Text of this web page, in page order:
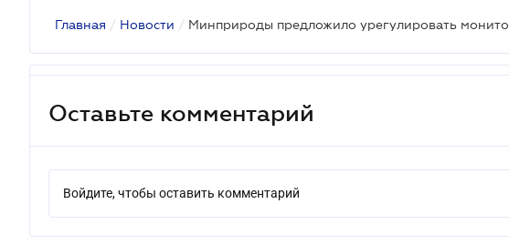
Главная / Новости /
Оставьте комментарий
Войдите, чтобы оставить комментарий